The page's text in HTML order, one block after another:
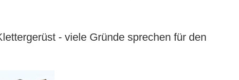
- viele Gründe sprechen für den